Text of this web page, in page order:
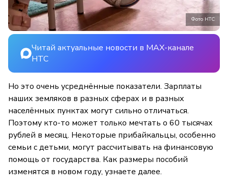
Фото НТС
Читай актуальные новости в MAX-канале
НТС
Но это очень усреднённые показатели. Зарплаты
наших земляков в разных сферах и в разных
населённых пунктах могут сильно отличаться.
Поэтому кто-то может только мечтать о 60 тысячах
рублей в месяц. Некоторые прибайкальцы, особенно
семьи с детьми, могут рассчитывать на финансовую
помощь от государства. Как размеры пособий
изменятся в новом году, узнаете далее.